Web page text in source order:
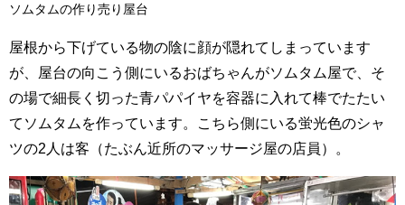
ソムタムの作り売り屋台
屋根から下げている物の陰に顔が隠れてしまっています
が、屋台の向こう側にいるおばちゃんがソムタム屋で、そ
の場で細長く切った青パパイヤを容器に入れて棒でたたい
てソムタムを作っています。こちら側にいる蛍光色のシャ
ツの2人は客（たぶん近所のマッサージ屋の店員）。